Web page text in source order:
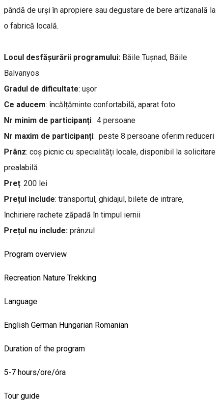
pândă de urşi în apropiere sau degustare de bere artizanală la
o fabrică locală.
Locul desfășurării programului: Băile Tușnad, Băile
Balvanyos
Gradul de dificultate: ușor
Ce aducem: încălțăminte confortabilă, aparat foto
Nr minim de participanți: 4 persoane
Nr maxim de participanți: peste 8 persoane oferim reduceri
Prânz: coș picnic cu specialități locale, disponibil la solicitare
prealabilă
Preț: 200 lei
Prețul include: transportul, ghidajul, bilete de intrare,
închiriere rachete zăpadă în timpul iernii
Prețul nu include: prânzul
Program overview
Recreation Nature Trekking
Language
English German Hungarian Romanian
Duration of the program
5-7 hours/ore/óra
Tour guide